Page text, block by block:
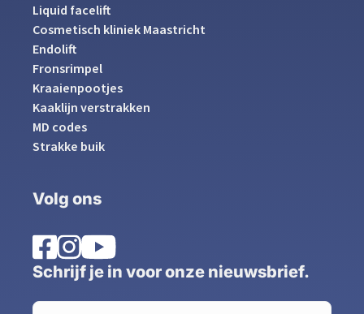
Liquid facelift
Cosmetisch kliniek Maastricht
Endolift
Fronsrimpel
Kraaienpootjes
Kaaklijn verstrakken
MD codes
Strakke buik
Volg ons
Schrijf je in voor onze nieuwsbrief.